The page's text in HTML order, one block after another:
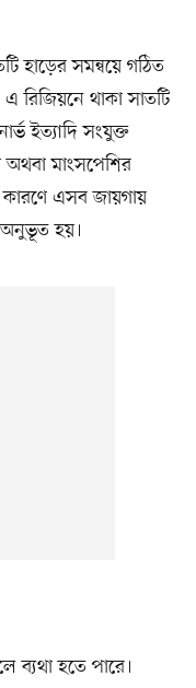
হাড়ের সমন্বয়ে গঠিত
রিজিয়নে থাকা সাতটি
ইত্যাদি সংযুক্ত
মাংসপেশির
কারণে এসব জায়গায়
অনুভূত হয়।
ব্যথা হতে পারে।